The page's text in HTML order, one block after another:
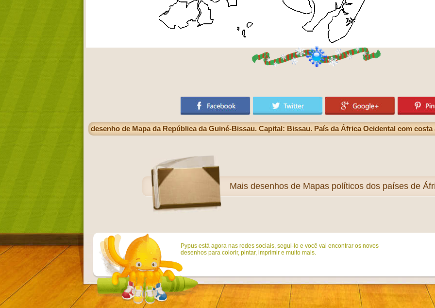
desenho de Mapa da República da Guiné-Bissau. Capital: Bissau. País da África Ocidental com
Mais desenhos de Mapas políticos dos países de
Pypus está agora nas redes sociais, segui-lo e você vai encontrar os novos
desenhos para colorir, pintar, imprimir e muito mais.